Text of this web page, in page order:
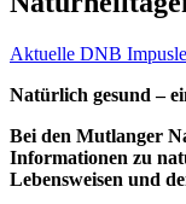
Aktuelle DNB Impusle
Natürlich gesund –
Bei den Mutlanger
Informationen zu
Lebensweisen und